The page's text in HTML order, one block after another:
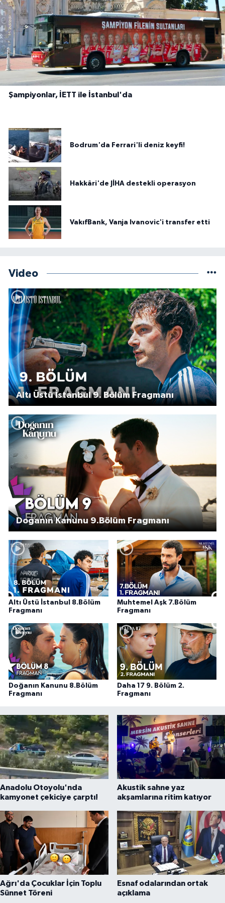
Şampiyonlar, İETT ile İstanbul'da
Bodrum'da Ferrari'li deniz keyfi!
Hakkâri'de JİHA destekli operasyon
VakıfBank, Vanja Ivanovic'i transfer etti
Video
Altı Üstü İstanbul 9. Bölüm Fragmanı
Doğanın Kanunu 9.Bölüm Fragmanı
Altı Üstü İstanbul 8.Bölüm
Fragmanı
Muhtemel Aşk 7.Bölüm
Fragmanı
Doğanın Kanunu 8.Bölüm
Fragmanı
Daha 17 9. Bölüm 2.
Fragmanı
Anadolu Otoyolu'nda
kamyonet çekiciye çarptı!
Akustik sahne yaz
akşamlarına ritim katıyor
Ağrı'da Çocuklar İçin Toplu
Sünnet Töreni
Esnaf odalarından ortak
açıklama